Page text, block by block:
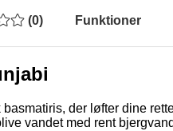
(0) Funktioner
der løfter dine
vandet med rent